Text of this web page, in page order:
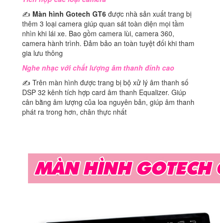
✍ Màn hình Gotech GT6 được nhà sản xuất trang bị
thêm 3 loại camera giúp quan sát toàn diện mọi tầm
nhìn khi lái xe. Bao gồm camera lùi, camera 360,
camera hành trình. Đảm bảo an toàn tuyệt đối khi tham
gia lưu thông
Nghe nhạc với chất lượng âm thanh đỉnh cao
✍ Trên màn hình được trang bị bộ xử lý âm thanh số
DSP 32 kênh tích hợp card âm thanh Equalizer. Giúp
cân bằng âm lượng của loa nguyên bản, giúp âm thanh
phát ra trong hơn, chân thực nhất